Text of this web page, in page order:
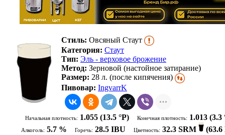
Стиль: Овсяный Стаут
Категория: Стаут
Тип: Эль - верховое брожение
Метод: Зерновой (настойное затирание)
Размер: 28 л. (после кипячения)
Пивовар: IngvarrK
Начальная плотность: 1.055 (13.5 °P) Конечная плотность: 1.013 (3.3
Алкоголь: 5.7 % Горечь: 28.5 IBU Цветность: 32.3 SRM (